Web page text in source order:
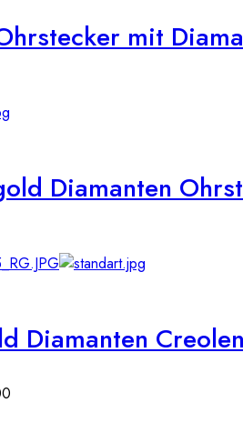
mit
Diamanten
Diamanten